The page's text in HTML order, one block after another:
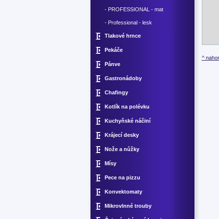
- PROFESSIONAL - mat
- Professional - lesk
Tlakové hrnce
Pekáče
Pánve
Gastronádoby
Chafingy
Kotlík na polévku
Kuchyňské náčiní
Krájecí desky
Nože a nůžky
Mísy
Pece na pizzu
Konvektomaty
Mikrovlnné trouby
^